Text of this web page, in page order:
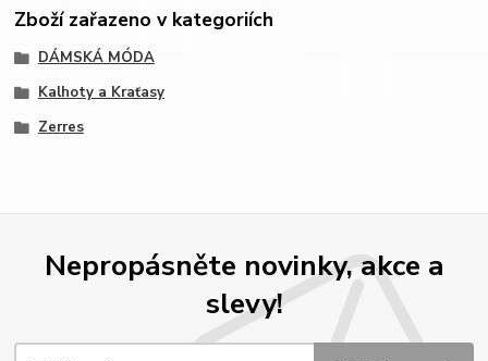
Zboží zařazeno v kategoriích
DÁMSKÁ MÓDA
Kalhoty a Kraťasy
Zerres
Nepropásněte novinky, akce a
slevy!